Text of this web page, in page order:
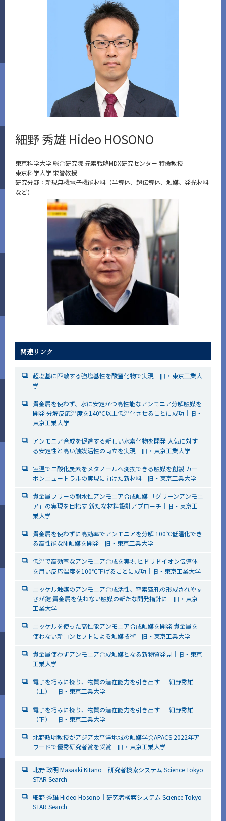
細野 秀雄 Hideo HOSONO
東京科学大学 総合研究院 元素戦略MDX研究センター 特命教授
東京科学大学 栄誉教授
研究分野：新規無機電子機能材料（半導体、超伝導体、触媒、発光材料
など）
関連リンク
超塩基に匹敵する強塩基性を酸窒化物で実現｜旧・東京工業大
学
貴金属を使わず、水に安定かつ高性能なアンモニア分解触媒を
開発 分解反応温度を140℃以上低温化させることに成功｜旧・
東京工業大学
アンモニア合成を促進する新しい水素化物を開発 大気に対す
る安定性と高い触媒活性の両立を実現｜旧・東京工業大学
室温で二酸化炭素をメタノールへ変換できる触媒を創製 カー
ボンニュートラルの実現に向けた新材料｜旧・東京工業大学
貴金属フリーの耐水性アンモニア合成触媒 「グリーンアンモニ
ア」の実現を目指す 新たな材料設計アプローチ｜旧・東京工
業大学
貴金属を使わずに高効率でアンモニアを分解 100℃低温化でき
る高性能なNi触媒を開発｜旧・東京工業大学
低温で高効率なアンモニア合成を実現 ヒドリドイオン伝導体
を用い反応温度を100℃下げることに成功｜旧・東京工業大学
ニッケル触媒のアンモニア合成活性、窒素空孔の形成されやす
さが鍵 貴金属を使わない触媒の新たな開発指針に｜旧・東京
工業大学
ニッケルを使った高性能アンモニア合成触媒を開発 貴金属を
使わない新コンセプトによる触媒技術｜旧・東京工業大学
貴金属使わずアンモニア合成触媒となる新物質発見｜旧・東京
工業大学
電子を巧みに操り、物質の潜在能力を引き出す — 細野秀雄
（上）｜旧・東京工業大学
電子を巧みに操り、物質の潜在能力を引き出す — 細野秀雄
（下）｜旧・東京工業大学
北野政明教授がアジア太平洋地域の触媒学会APACS 2022年ア
ワードで優秀研究者賞を受賞｜旧・東京工業大学
北野 政明 Masaaki Kitano｜研究者検索システム Science Tokyo
STAR Search
細野 秀雄 Hideo Hosono｜研究者検索システム Science Tokyo
STAR Search